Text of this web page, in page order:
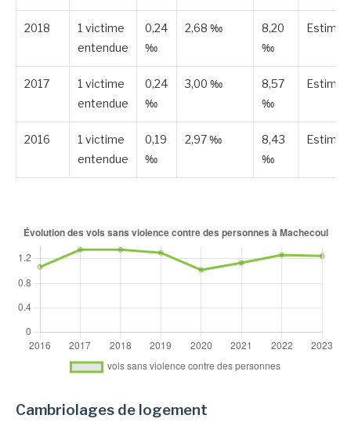
2018
1 victime
entendue
0,24
‰
2,68 ‰
8,20
‰
Estimée
2017
1 victime
entendue
0,24
‰
3,00 ‰
8,57
‰
Estimée
2016
1 victime
entendue
0,19
‰
2,97 ‰
8,43
‰
Estimée
Cambriolages de logement